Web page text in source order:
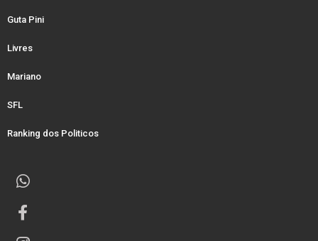
Guta Pini
Livres
Mariano
SFL
Ranking dos Politicos